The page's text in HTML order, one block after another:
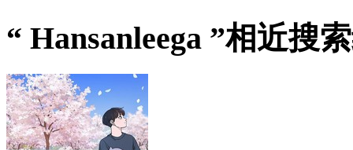
“ Hansanleega ”相近搜